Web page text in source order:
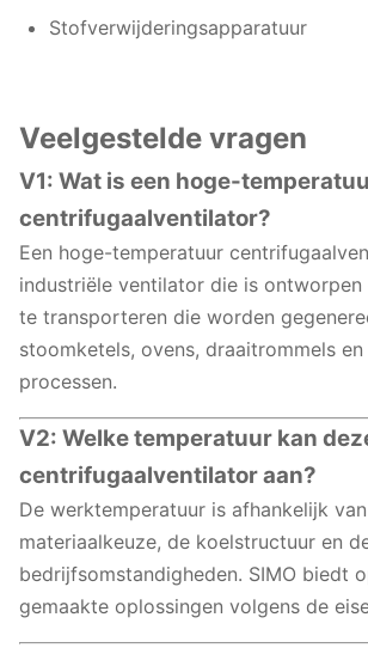
Stofverwijderingsapparatuur
Veelgestelde vragen
V1: Wat is een hoge-
centrifugaalventilator?
Een hoge-temperatuur
industriële ventilator die is ontworpen
te transporteren die worden
stoomketels, ovens, draaitrommels
processen.
V2: Welke temperatuur kan
centrifugaalventilator aan?
De werktemperatuur is afhankelijk
materiaalkeuze, de koelstructuur en
bedrijfsomstandigheden. SIMO biedt
gemaakte oplossingen volgens de